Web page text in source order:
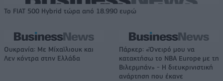
Το FIAT 500 Hybrid τώρα από 18.990 ευρώ
Ουκρανία: Με Μίχαϊλιουκ και
Λεν κόντρα στην Ελλάδα
Πάρκερ: «Όνειρό μου να
κατακτήσω το ΝΒΑ Europe με τη
Βιλερμπάν» - Η διευκρινιστική
ανάρτηση που έκανε